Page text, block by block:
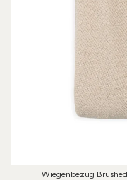
Wiegenbezug